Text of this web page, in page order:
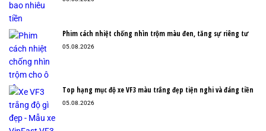
Phim cách nhiệt chống nhìn trộm màu đen, tăng sự riêng tư
05.08.2026
Top hạng mục độ xe VF3 màu trắng đẹp tiện nghi và đáng tiền
05.08.2026